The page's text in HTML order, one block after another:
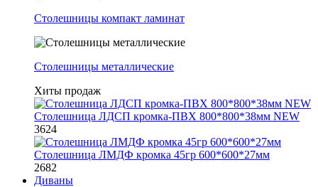
Столешницы компакт ламинат
Столешницы металлические
Хиты продаж
Столешница ЛДСП кромка-ПВХ 800*800*38мм NEW
3624
Столешница ЛМДФ кромка 45гр 600*600*27мм
2682
Диваны